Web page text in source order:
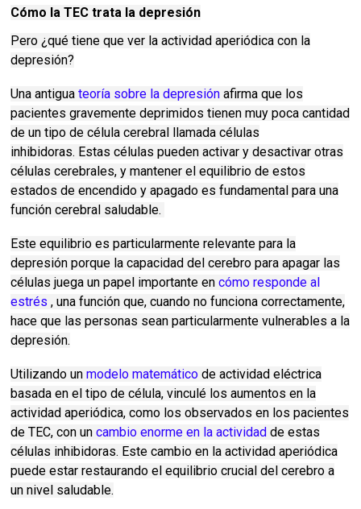
Cómo la TEC trata la depresión
Pero ¿qué tiene que ver la actividad aperiódica con la
depresión?
Una antiguateoría sobre la depresión afirma que los
pacientes gravemente deprimidos tienen muy poca cantidad
de un tipo de célula cerebral llamada células
inhibidoras. Estas células pueden activar y desactivar otras
células cerebrales, y mantener el equilibrio de estos
estados de encendido y apagado es fundamental para una
función cerebral saludable.
Este equilibrio es particularmente relevante para la
depresión porque la capacidad del cerebro para apagar las
células juega un papel importante encómo responde al
estrés , una función que, cuando no funciona correctamente,
hace que las personas sean particularmente vulnerables a la
depresión.
Utilizando unmodelo matemático de actividad eléctrica
basada en el tipo de célula, vinculé los aumentos en la
actividad aperiódica, como los observados en los pacientes
de TEC, con uncambio enorme en la actividad de estas
células inhibidoras. Este cambio en la actividad aperiódica
puede estar restaurando el equilibrio crucial del cerebro a
un nivel saludable.